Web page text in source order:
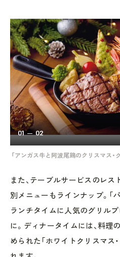
「アンガス牛と阿波尾鶏のクリスマス
01 02
また、テーブルサービスのレ
別メニューもラインナップ。「
ランチタイムに人気のグリル
に。ディナータイムには、料理
められた「ホワイトクリスマス